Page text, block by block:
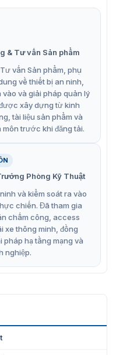
và các tính năng
Phát hiện nhiệt,
và theo dõi điểm
& Tư vấn Sản phẩm
vấn Sản phẩm, phụ
về thiết bị an ninh,
và giải pháp quản lý
xây dựng từ kinh
tài liệu sản phẩm và
trước khi đăng tải.
Phòng Kỹ Thuật
và kiểm soát ra vào
chiến. Đã tham gia
chấm công, access
xe thông minh, đồng
hạ tầng mạng và
nghiệp.